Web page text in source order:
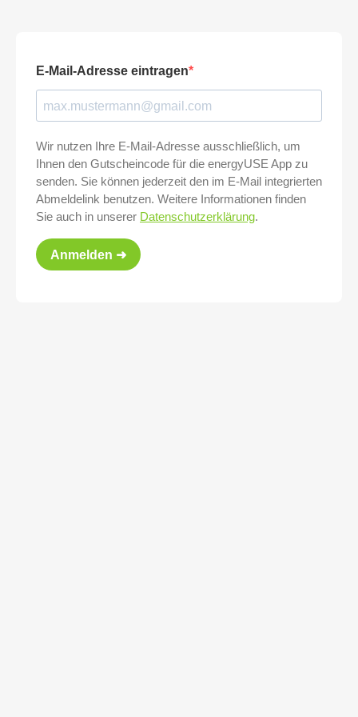
E-Mail-Adresse eintragen
Wir nutzen Ihre E-Mail-Adresse ausschließlich, um
Ihnen den Gutscheincode für die energyUSE App zu
senden. Sie können jederzeit den im E-Mail integrierten
Abmeldelink benutzen. Weitere Informationen finden
Sie auch in unserer Datenschutzerklärung.
Anmelden ➜